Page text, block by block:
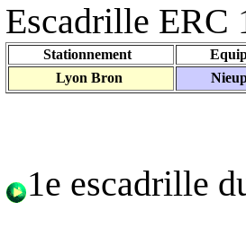
Escadrille ERC
Stationnement
Lyon Bron
1e escadrille